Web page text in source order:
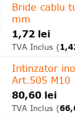
Bride cablu
mm
1,72 lei
TVA Inclus (
Intinzator
Art.505 M10
80,60 lei
TVA Inclus (